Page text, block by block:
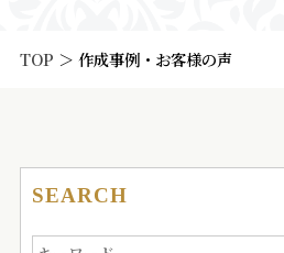
TOP ＞ 作成事例・お客様の声
SEARCH